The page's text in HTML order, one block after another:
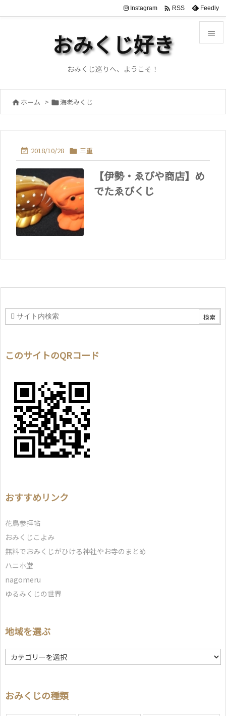

サイド

Instagram  RSS Feedly
おみくじ好き
おみくじ巡りへ、ようこそ！
 ホーム > 海老みくじ
 2018/10/28  三重
【伊勢・ゑびや商店】め
でたゑびくじ
このサイトのQRコード
おすすめリンク
花鳥参拝帖
おみくじこよみ
無料でおみくじがひける神社やお寺のまとめ
ハニホ堂
nagomeru
ゆるみくじの世界
地域を選ぶ
地
域
ぶ
おみくじの種類